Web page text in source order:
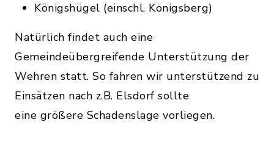
Königshügel (einschl. Königsberg)
Natürlich findet auch eine
Gemeindeübergreifende Unterstützung der
Wehren statt. So fahren wir unterstützend zu
Einsätzen nach z.B. Elsdorf sollte
eine größere Schadenslage vorliegen.